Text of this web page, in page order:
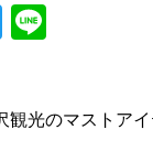
Twitter
観光のマストア